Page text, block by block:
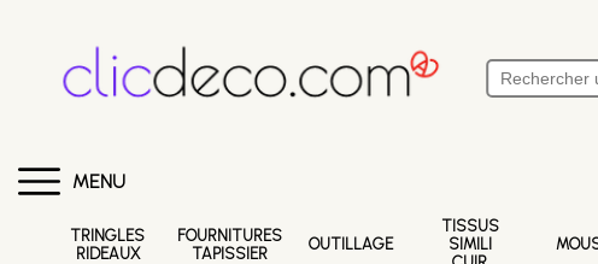
MENU
TRINGLES
RIDEAUX
FOURNITURES
TAPISSIER
OUTILLAGE
TISSUS
SIMILI